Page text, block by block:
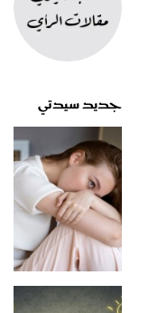
جديد سيدتي